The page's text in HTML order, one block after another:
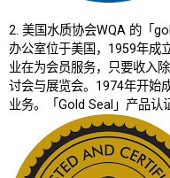
2. 美国水质协会WQA 的「
办公室位于美国，1959年成
业在为会员服务，只要收入
讨会与展览会。1974年开始
业务。「Gold Seal」产品认